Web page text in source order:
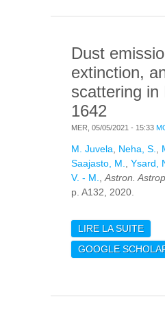
Dust
extinction,
scattering in
1642
MER, 05/05/2021 - 15:33
M. Juvela Neha, S.
Saajasto, M.
Ysard,
V. - M.
Astron.
p. A132, 2020.
LIRE LA SUITEDE
GOOGLE